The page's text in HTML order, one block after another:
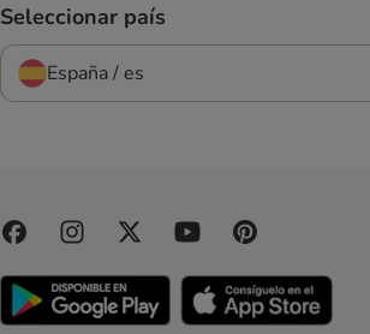
Seleccionar país
España / es